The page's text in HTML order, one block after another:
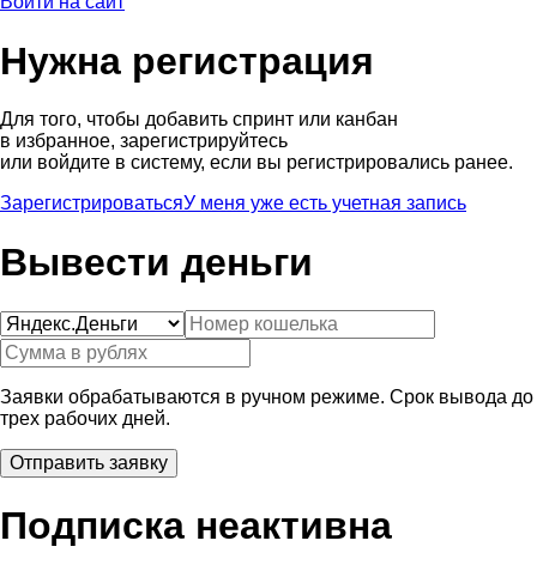
Нужна регистрация
Для того, чтобы добавить спринт или канбан
в избранное, зарегистрируйтесь
или войдите в систему, если вы регистрировались ранее.
ЗарегистрироватьсяУ меня уже есть учетная запись
Вывести деньги
Заявки обрабатываются в ручном режиме. Срок вывода до
трех рабочих дней.
Подписка неактивна